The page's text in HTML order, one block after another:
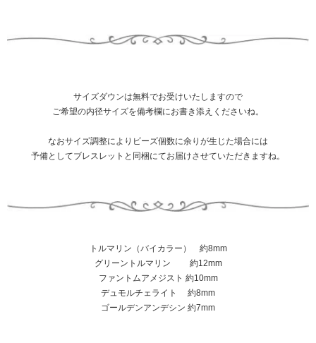
サイズダウンは無料でお受けいたしますので
ご希望の内径サイズを備考欄にお書き添えくださいね。
なおサイズ調整によりビーズ個数に余りが生じた場合には
予備としてブレスレットと同梱にてお届けさせていただきますね。
トルマリン（バイカラー） 約8mm
グリーントルマリン 約12mm
ファントムアメジスト 約10mm
デュモルチェライト 約8mm
ゴールデンアンデシン 約7mm